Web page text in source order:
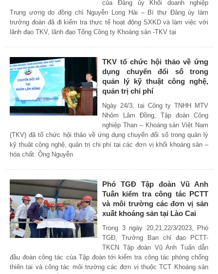
của Đảng ủy Khối doanh nghiệp
Trung ương do đồng chí Nguyễn Long Hải – Bí thư Đảng ủy làm
trưởng đoàn đã đi kiểm tra thực tế hoạt động SXKD và làm việc với
lãnh đạo TKV, lãnh đạo Tổng Công ty Khoáng sản -TKV tại
TKV tổ chức hội thảo về ứng
dụng chuyển đổi số trong
quản lý kỹ thuật công nghệ,
quản trị chi phí
Ngày 24/3, tại Công ty TNHH MTV
Nhôm Lâm Đồng, Tập đoàn Công
nghiệp Than – Khoáng sản Việt Nam
(TKV) đã tổ chức hội thảo về ứng dụng chuyển đổi số trong quản lý
kỹ thuật công nghệ, quản trị chi phí tại các đơn vị khối khoáng sản –
hóa chất. Ông Nguyễn
Phó TGĐ Tập đoàn Vũ Anh
Tuấn kiểm tra công tác PCTT
và môi trường các đơn vị sản
xuất khoáng sản tại Lào Cai
Trong 3 ngày 20,21,22/3/2023, Phó
TGĐ, Trưởng Ban chỉ đạo PCTT-
TKCN Tập đoàn Vũ Anh Tuấn dẫn
đầu đoàn công tác của Tập đoàn tới kiểm tra công tác phòng chống
thiên tai và công tác môi trường các đơn vị thuộc TCT Khoáng sản